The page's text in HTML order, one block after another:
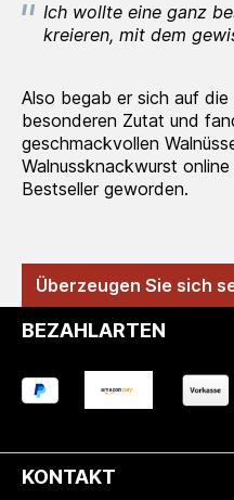
Ich wollte eine ganz
kreieren, mit dem
Also begab er sich auf
besonderen Zutat und
geschmackvollen
Walnussknackwurst
Bestseller geworden.
Überzeugen Sie sich
BEZAHLARTEN
KONTAKT